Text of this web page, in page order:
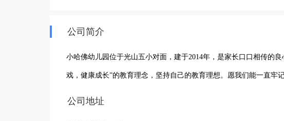
公司简介
小哈佛幼儿园位于光山五小对面，建于2014年，是家长口口相传的
戏，健康成长”的教育理念，坚持自己的教育理想。愿我们能一直牢
公司地址